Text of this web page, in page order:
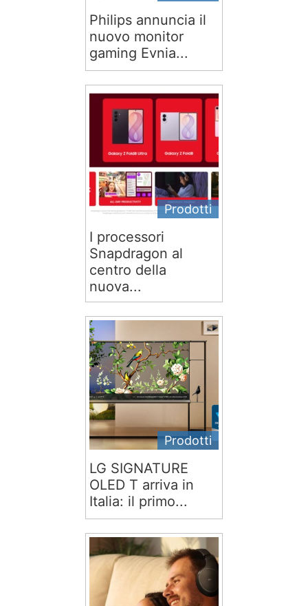
Philips annuncia il
nuovo monitor
gaming Evnia...
Prodotti
I processori
Snapdragon al
centro della
nuova...
Prodotti
LG SIGNATURE
OLED T arriva in
Italia: il primo...